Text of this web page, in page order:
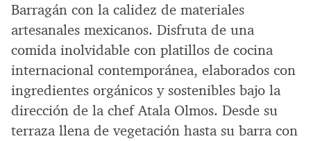
Barragán con la calidez de materiales
artesanales mexicanos. Disfruta de una
comida inolvidable con platillos de cocina
internacional contemporánea, elaborados con
ingredientes orgánicos y sostenibles bajo la
dirección de la chef Atala Olmos. Desde su
terraza llena de vegetación hasta su barra con